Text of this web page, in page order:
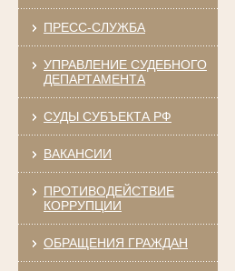
ПРЕСС-СЛУЖБА
УПРАВЛЕНИЕ СУДЕБНОГО
ДЕПАРТАМЕНТА
СУДЫ СУБЪЕКТА РФ
ВАКАНСИИ
ПРОТИВОДЕЙСТВИЕ
КОРРУПЦИИ
ОБРАЩЕНИЯ ГРАЖДАН